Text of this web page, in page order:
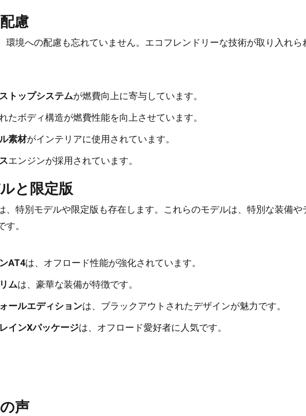
慮
環境への配慮も忘れていません。エコフレンドリーな技術が取り入れら
トップシステムが燃費向上に寄与しています。
たボディ構造が燃費性能を向上させています。
素材がインテリアに使用されています。
エンジンが採用されています。
と限定版
、特別モデルや限定版も存在します。これらのモデルは、特別な装備や
。
AT4は、オフロード性能が強化されています。
ムは、豪華な装備が特徴です。
ールエディションは、ブラックアウトされたデザインが魅力です。
インXパッケージは、オフロード愛好者に人気です。
声